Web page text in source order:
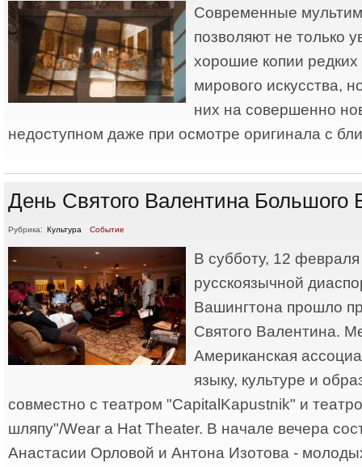
Современные
позволяют не только
хорошие копии
мирового искусства,
них на совершенно
недоступном даже при осмотре оригинала с
День Святого Валентина Большого
Рубрика: Культура Событие
В субботу, 12 февраля
русскоязычной
Вашингтона прошло
Святого Валентина.
Американская
языку, культуре и
совместно с театром "CapitalKapustnik" и
шляпу"/Wear a Hat Theater. В начале вечера
Анастасии Орловой и Антона Изотова -